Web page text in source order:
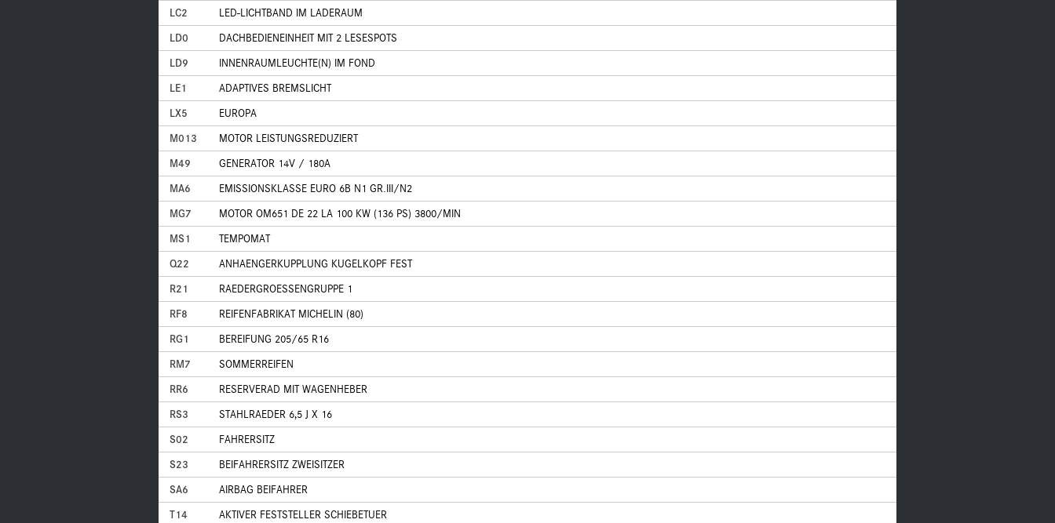
LC2
LED-LICHTBAND IM LADERAUM
LD0
DACHBEDIENEINHEIT MIT 2 LESESPOTS
LD9
INNENRAUMLEUCHTE(N) IM FOND
LE1
ADAPTIVES BREMSLICHT
LX5
EUROPA
M013
MOTOR LEISTUNGSREDUZIERT
M49
GENERATOR 14V / 180A
MA6
EMISSIONSKLASSE EURO 6B N1 GR.III/N2
MG7
MOTOR OM651 DE 22 LA 100 KW (136 PS) 3800/MIN
MS1
TEMPOMAT
Q22
ANHAENGERKUPPLUNG KUGELKOPF FEST
R21
RAEDERGROESSENGRUPPE 1
RF8
REIFENFABRIKAT MICHELIN (80)
RG1
BEREIFUNG 205/65 R16
RM7
SOMMERREIFEN
RR6
RESERVERAD MIT WAGENHEBER
RS3
STAHLRAEDER 6,5 J X 16
S02
FAHRERSITZ
S23
BEIFAHRERSITZ ZWEISITZER
SA6
AIRBAG BEIFAHRER
T14
AKTIVER FESTSTELLER SCHIEBETUER